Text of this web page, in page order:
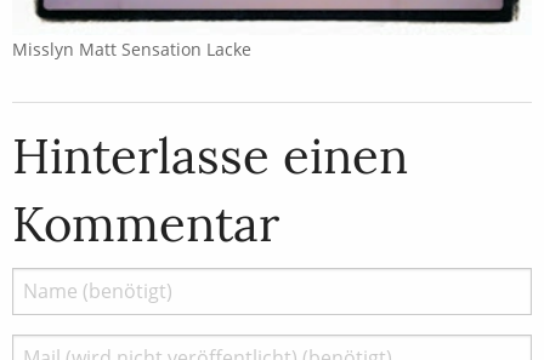
Misslyn Matt Sensation Lacke
Hinterlasse einen
Kommentar